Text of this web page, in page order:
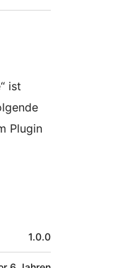
ist
Plugin
1.0.0